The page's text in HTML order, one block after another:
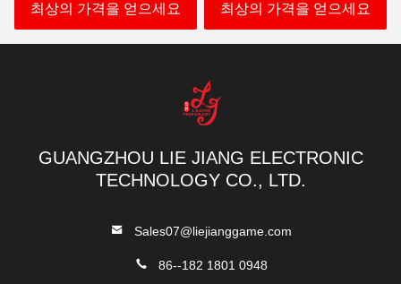
우리 의 제품
발리 값싼 둥근 54mm 디
공장 가격 54mm 다이아,